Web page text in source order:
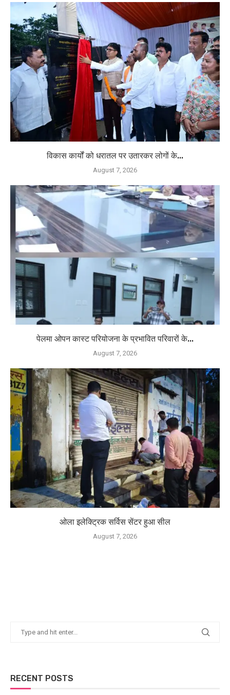
विकास कार्यों को धरातल पर उतारकर लोगों के...
August 7, 2026
पेलमा ओपन कास्ट परियोजना के प्रभावित परिवारों के...
August 7, 2026
ओला इलेक्ट्रिक सर्विस सेंटर हुआ सील
August 7, 2026
RECENT POSTS